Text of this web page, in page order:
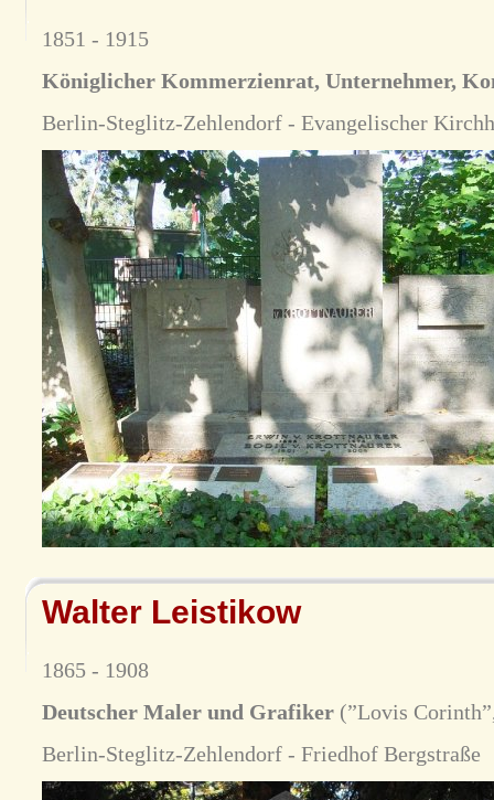
1851 - 1915
Königlicher Kommerzienrat, Unternehmer,
Berlin-Steglitz-Zehlendorf - Evangelischer
Walter Leistikow
1865 - 1908
Deutscher Maler und Grafiker(”Lovis
Berlin-Steglitz-Zehlendorf - Friedhof Bergstraße